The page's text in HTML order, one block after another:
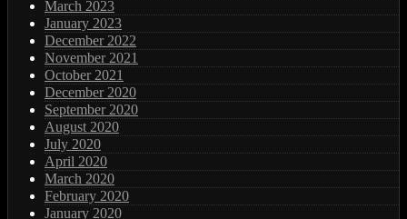
March 2023
January 2023
December 2022
November 2021
October 2021
December 2020
September 2020
August 2020
July 2020
April 2020
March 2020
February 2020
January 2020